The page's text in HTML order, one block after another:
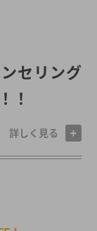
セリング
！
詳しく見る